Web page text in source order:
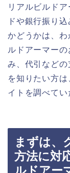
リアルビルド
ドや銀行振り
かどうかは、
ルドアーマー
み、代引など
を知りたい方
イトを調べてい
まずは、
方法に対
ルドアー